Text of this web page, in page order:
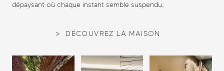
dépaysant où chaque instant semble suspendu.
DÉCOUVREZ LA MAISON